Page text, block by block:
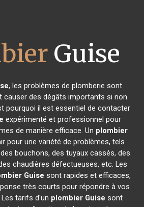
Guise
, les problèmes de plomberie sont
causer des dégâts importants si non
pourquoi il est essentiel de contacter
expérimenté et professionnel pour
de manière efficace. Un plombier
pour une variété de problèmes, tels
bouchons, des tuyaux cassés, des
chaudières défectueuses, etc. Les
Guise sont rapides et efficaces,
très courts pour répondre à vos
tarifs d'un plombier Guise sont